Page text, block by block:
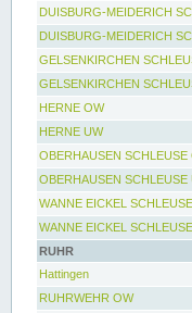
DUISBURG-MEIDERICH
DUISBURG-MEIDERICH
GELSENKIRCHEN
GELSENKIRCHEN
HERNE OW
HERNE UW
OBERHAUSEN SCHLEUSE
OBERHAUSEN SCHLEUSE
WANNE EICKEL
WANNE EICKEL
RUHR
Hattingen
RUHRWEHR OW